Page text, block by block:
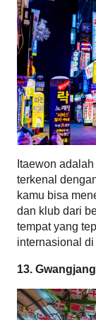
Itaewon
terkenal
kamu bisa
dan klub dari
tempat yang
internasional di
13.